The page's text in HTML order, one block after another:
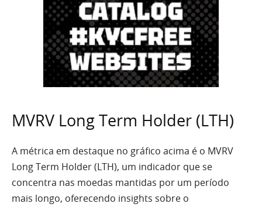
MVRV Long Term Holder (LTH)
A métrica em destaque no gráfico acima é o MVRV
Long Term Holder (LTH), um indicador que se
concentra nas moedas mantidas por um período
mais longo, oferecendo insights sobre o